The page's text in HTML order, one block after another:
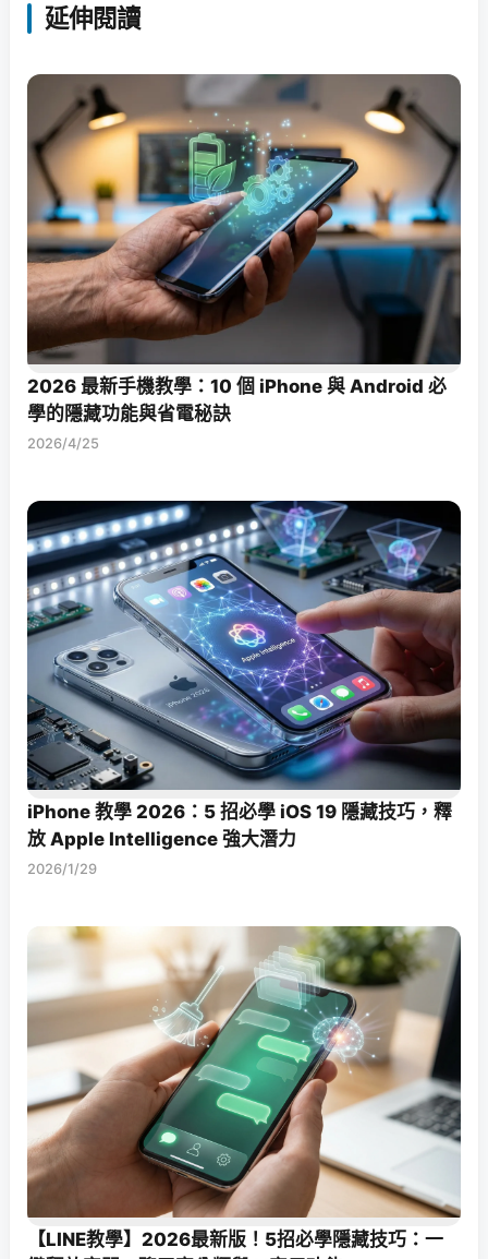
延伸閱讀
2026 最新手機教學：10 個 iPhone 與 Android 必
學的隱藏功能與省電秘訣
2026/4/25
iPhone 教學 2026：5 招必學 iOS 19 隱藏技巧，釋
放 Apple Intelligence 強大潛力
2026/1/29
【LINE教學】2026最新版！5招必學隱藏技巧：一